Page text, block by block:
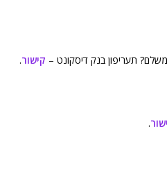
תעריפון בנק דיסקונט – קישור.
.